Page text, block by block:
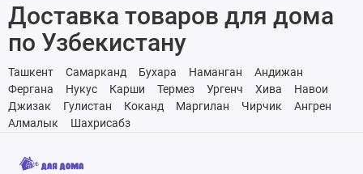
Доставка товаров для дома
по Узбекистану
Ташкент Самарканд Бухара Наманган
Андижан
Фергана
Нукус Карши Термез Ургенч Хива
Навои
Джизак
Гулистан Коканд Маргилан Чирчик
Ангрен
Алмалык
Шахрисабз